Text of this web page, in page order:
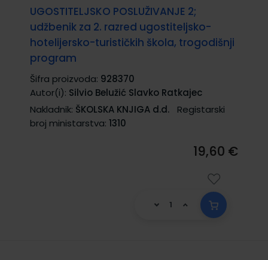
UGOSTITELJSKO POSLUŽIVANJE 2;
udžbenik za 2. razred ugostiteljsko-
hotelijersko-turističkih škola, trogodišnji
program
Šifra proizvoda: 928370
Autor(i): Silvio Belužić Slavko Ratkajec
Nakladnik: ŠKOLSKA KNJIGA d.d.
Registarski
broj ministarstva: 1310
19,60 €